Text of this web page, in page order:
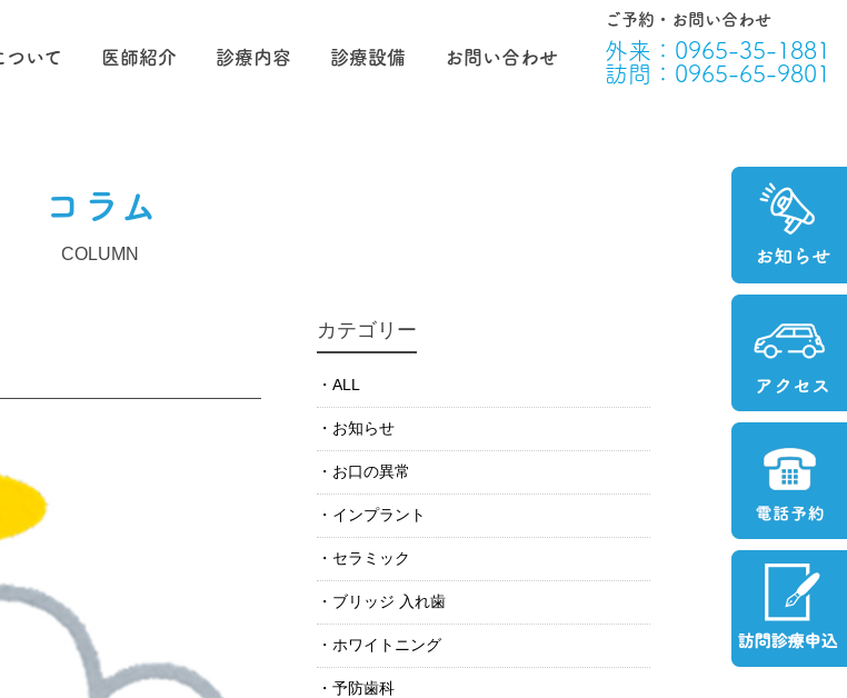
ついて 医師紹介 診療内容 診療設備 お問い合わせ
ご予約・お問い合わせ
外来： 0965-35-1881
訪問： 0965-65-9801
コラム
COLUMN
カテゴリー
ALL
お知らせ
お口の異常
インプラント
セラミック
ブリッジ 入れ歯
ホワイトニング
予防歯科